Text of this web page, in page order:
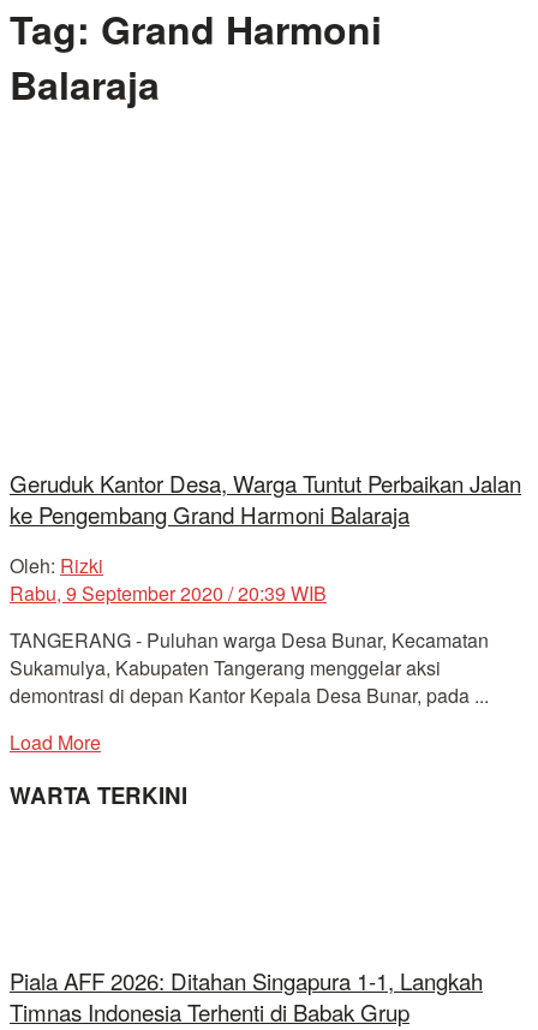
Tag: Grand Harmoni
Balaraja
Geruduk Kantor Desa, Warga Tuntut Perbaikan Jalan
ke Pengembang Grand Harmoni Balaraja
Oleh: Rizki
Rabu, 9 September 2020 / 20:39 WIB
TANGERANG - Puluhan warga Desa Bunar, Kecamatan
Sukamulya, Kabupaten Tangerang menggelar aksi
demontrasi di depan Kantor Kepala Desa Bunar, pada ...
Load More
WARTA TERKINI
Piala AFF 2026: Ditahan Singapura 1-1, Langkah
Timnas Indonesia Terhenti di Babak Grup